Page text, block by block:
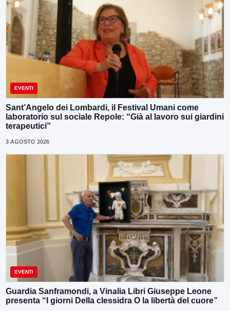
EVENTI
Sant’Angelo dei Lombardi, il Festival Umani come
laboratorio sul sociale Repole: “Già al lavoro sui giardini
terapeutici”
3 AGOSTO 2026
EVENTI
Guardia Sanframondi, a Vinalia Libri Giuseppe Leone
presenta “I giorni Della clessidra O la libertà del cuore”